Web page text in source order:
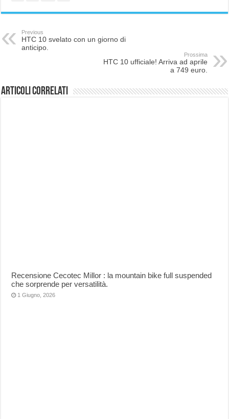
Previous
HTC 10 svelato con un giorno di
anticipo.
Prossima
HTC 10 ufficiale! Arriva ad aprile
a 749 euro.
Articoli correlati
Recensione Cecotec Millor : la mountain bike full suspended
che sorprende per versatilità.
1 Giugno, 2026